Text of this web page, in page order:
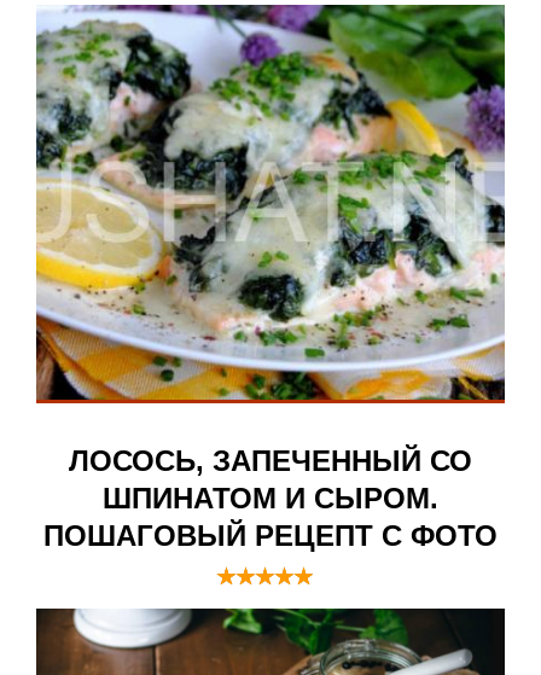
ЛОСОСЬ, ЗАПЕЧЕННЫЙ СО
ШПИНАТОМ И СЫРОМ.
ПОШАГОВЫЙ РЕЦЕПТ С ФОТО